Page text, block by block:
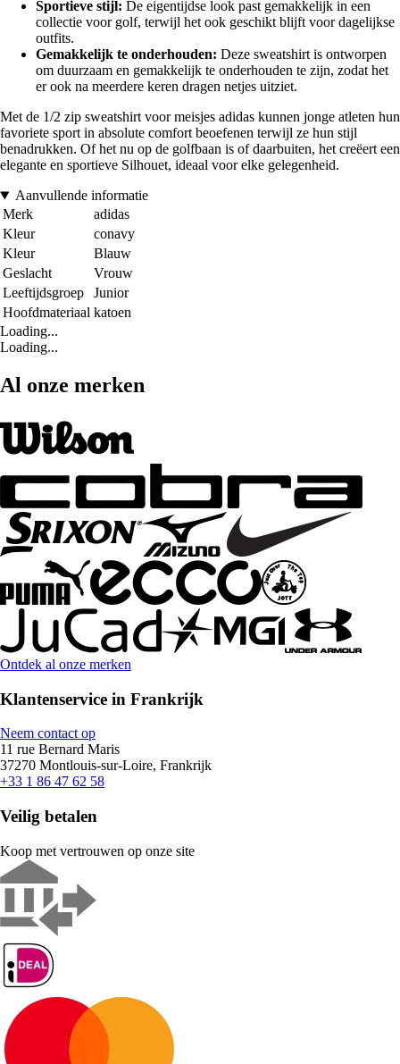
Sportieve stijl: De eigentijdse look past gemakkelijk in een
collectie voor golf, terwijl het ook geschikt blijft voor dagelijkse
outfits.
Gemakkelijk te onderhouden: Deze sweatshirt is ontworpen
om duurzaam en gemakkelijk te onderhouden te zijn, zodat het
er ook na meerdere keren dragen netjes uitziet.
Met de 1/2 zip sweatshirt voor meisjes adidas kunnen jonge atleten hun
favoriete sport in absolute comfort beoefenen terwijl ze hun stijl
benadrukken. Of het nu op de golfbaan is of daarbuiten, het creëert een
elegante en sportieve Silhouet, ideaal voor elke gelegenheid.
Aanvullende informatie
Merk
adidas
Kleur
conavy
Kleur
Blauw
Geslacht
Vrouw
Leeftijdsgroep
Junior
Hoofdmateriaal katoen
Loading...
Loading...
Al onze merken
Ontdek al onze merken
Klantenservice in Frankrijk
Neem contact op
11 rue Bernard Maris
37270 Montlouis-sur-Loire, Frankrijk
+33 1 86 47 62 58
Veilig betalen
Koop met vertrouwen op onze site